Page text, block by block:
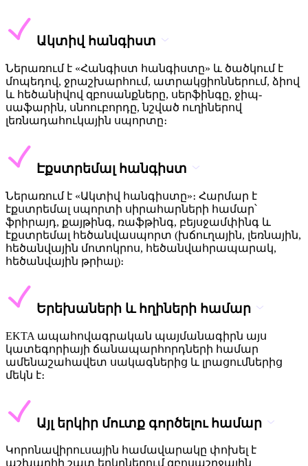
Ակտիվ հանգիստ
Ներառում է «Հանգիստ հանգիստը» և ծածկում է
մոպեդով, ջրաշխարհում, ատրակցիոններում, ձիով
և հեծանիվով զբոսանքները, սերֆինգը, ջիպ-
սաֆարին, սնոուբորդը, նշված ուղիներով
լեռնադահուկային սպորտը։
Էքստրեմալ հանգիստ
Ներառում է «Ակտիվ հանգիստը»։ Հարմար է
էքստրեմալ սպորտի սիրահարների համար՝
ֆրիրայդ, քայթինգ, ռաֆթինգ, բեյսջամփինգ և
էքստրեմալ հեծանվասպորտ (խճուղային, լեռնային,
հեծանվային մոտոկրոս, հեծանվահրապարակ,
հեծանվային թրիալ)։
Երեխաների և հղիների համար
EKTA ապահովագրական պայմանագիրն այս
կատեգորիայի ճանապարհորդների համար
ամենաշահավետ սակագներից և լրացումներից
մեկն է։
Այլ երկիր մուտք գործելու համար
Կորոնավիրուսային համավարակը փոխել է
աշխարհի շատ երկրներում զբոսաշրջային